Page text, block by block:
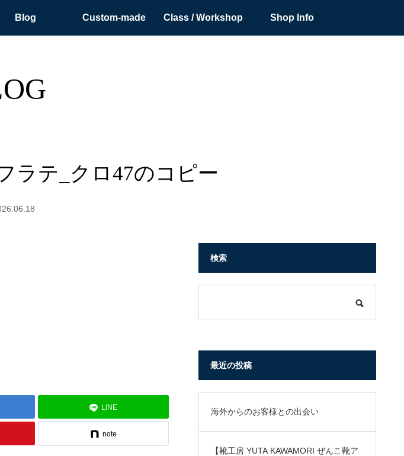
Blog Custom-made Class / Workshop Shop Info
ラテ_クロ47のコピー
LINE
note
検索
最近の投稿
海外からのお客様との出会い
【靴工房 YUTA KAWAMORI ぜんこ靴ア